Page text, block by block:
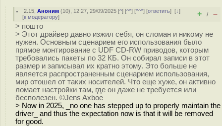
2.15 ,Аноним (10), 12:27, 29/09/2025 [^] [^^] [^^^] [ответить][↓]
[к модератору] + / –
> пошто
> Этот драйвер давно изжил себя, он сломан и никому не
нужен. Основным сценарием его использования было
прямое монтирование с UDF CD-RW приводов, которым
требовались пакеты по 32 КБ. Он собирал записи в этот
размер и записывал их кратно этому. Это больше не
является распространенным сценарием использования,
мир отошел от таких носителей. Что еще хуже, он активно
ломает настройки там, где он даже не требуется или
бесполезен. ©Jens Axboe
> Now in 2025, _no one has stepped up to properly maintain the
driver_ and thus the expectation now is that it will be removed
for good.